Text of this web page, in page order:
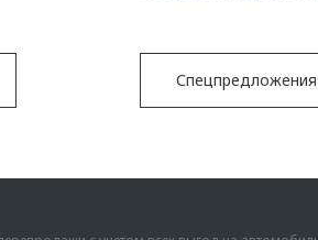
Спецпредложения